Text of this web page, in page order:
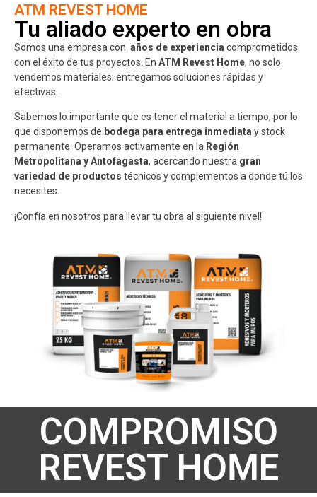
Tu aliado experto en obra
Somos una empresa con años de experiencia comprometidos
con el éxito de tus proyectos. En ATM Revest Home, no solo
vendemos materiales; entregamos soluciones rápidas y
efectivas.
Sabemos lo importante que es tener el material a tiempo, por lo
que disponemos de bodega para entrega inmediata y stock
permanente. Operamos activamente en la Región
Metropolitana y Antofagasta, acercando nuestra gran
variedad de productos técnicos y complementos a donde tú los
necesites.
¡Confía en nosotros para llevar tu obra al siguiente nivel!
ATM REVEST HOME
COMPROMISO
REVEST HOME